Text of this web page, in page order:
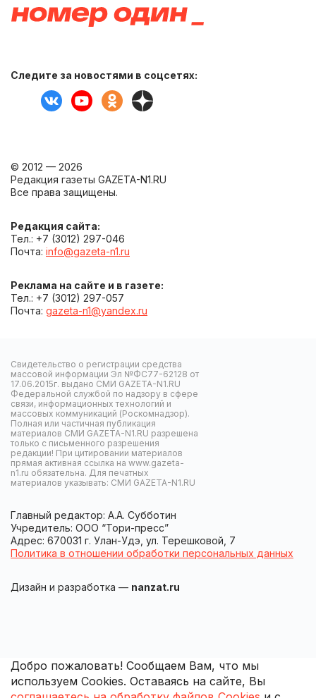
Следите за новостями в соцсетях:
© 2012 — 2026
Редакция газеты GAZETA-N1.RU
Все права защищены.
Редакция сайта:
Тел.: +7 (3012) 297-046
Почта: info@gazeta-n1.ru
Реклама на сайте и в газете:
Тел.: +7 (3012) 297-057
Почта: gazeta-n1@yandex.ru
Свидетельство о регистрации средства
массовой информации Эл №ФС77-62128 от
17.06.2015г. выдано СМИ GAZETA-N1.RU
Федеральной службой по надзору в сфере
связи, информационных технологий и
массовых коммуникаций (Роскомнадзор).
Полная или частичная публикация
материалов СМИ GAZETA-N1.RU разрешена
только с письменного разрешения
редакции! При цитировании материалов
прямая активная ссылка на www.gazeta-
n1.ru обязательна. Для печатных
материалов указывать: СМИ GAZETA-N1.RU
Главный редактор: А.А. Субботин
Учредитель: ООО “Тори-пресс”
Адрес: 670031 г. Улан-Удэ, ул. Терешковой, 7
Политика в отношении обработки персональных данных
Дизайн и разработка — nanzat.ru
Добро пожаловать! Сообщаем Вам, что мы
используем Cookies. Оставаясь на сайте, Вы